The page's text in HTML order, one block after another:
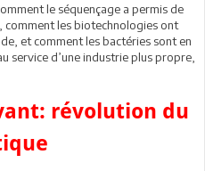
le séquençage a permis de
les biotechnologies ont
et comment les bactéries sont en
service d’une industrie plus propre,
révolution du